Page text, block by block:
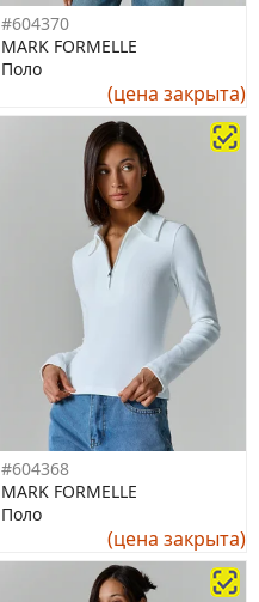
#604370
MARK FORMELLE
Поло
(цена закрыта)
#604368
MARK FORMELLE
Поло
(цена закрыта)